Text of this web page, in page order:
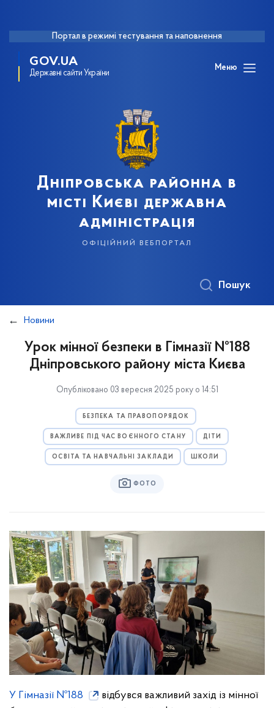
Портал в режимі тестування та наповнення
GOV.UA
Державні сайти України
Меню
Дніпровська районна в
місті Києві державна
адміністрація
офіційний вебпортал
Пошук
Новини
Урок мінної безпеки в Гімназії №188
Дніпровського району міста Києва
Опубліковано 03 вересня 2025 року о 14:51
БЕЗПЕКА ТА ПРАВОПОРЯДОК
ВАЖЛИВЕ ПІД ЧАС ВОЄННОГО СТАНУ ДІТИ
ОСВІТА ТА НАВЧАЛЬНІ ЗАКЛАДИ ШКОЛИ
ФОТО
У Гімназії №188
відбувся важливий захід із мінної